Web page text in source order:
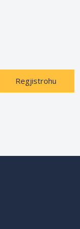
Regjistrohu